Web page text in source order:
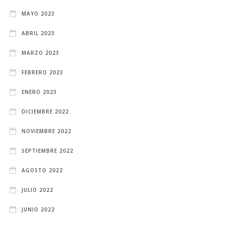
MAYO 2023
ABRIL 2023
MARZO 2023
FEBRERO 2023
ENERO 2023
DICIEMBRE 2022
NOVIEMBRE 2022
SEPTIEMBRE 2022
AGOSTO 2022
JULIO 2022
JUNIO 2022